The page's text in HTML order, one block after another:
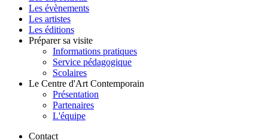
Navigation
principale
Les évènements
Les artistes
Les éditions
Préparer sa visite
Informations pratiques
Service pédagogique
Scolaires
Le Centre d'Art Contemporain
Présentation
Partenaires
L'équipe
Contact